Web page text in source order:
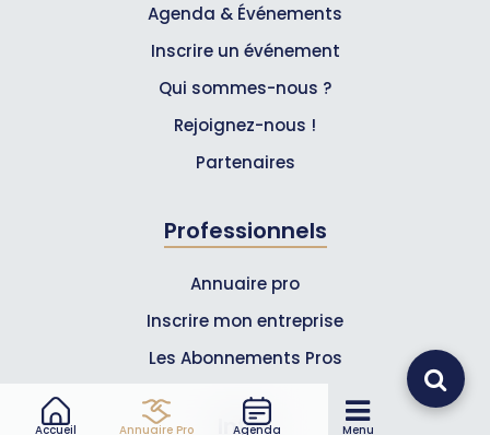
Accueil Annuaire Pro Agenda Menu
Agenda & Événements
Inscrire un événement
Qui sommes-nous ?
Rejoignez-nous !
Partenaires
Professionnels
Annuaire pro
Inscrire mon entreprise
Les Abonnements Pros
Infos